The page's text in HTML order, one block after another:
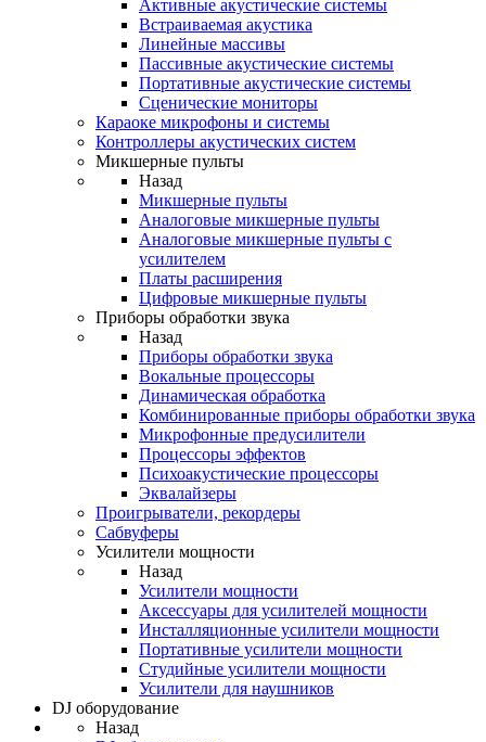
Активные акустические системы
Встраиваемая акустика
Линейные массивы
Пассивные акустические системы
Портативные акустические системы
Сценические мониторы
Караоке микрофоны и системы
Контроллеры акустических систем
Микшерные пульты
Назад
Микшерные пульты
Аналоговые микшерные пульты
Аналоговые микшерные пульты с
усилителем
Платы расширения
Цифровые микшерные пульты
Приборы обработки звука
Назад
Приборы обработки звука
Вокальные процессоры
Динамическая обработка
Комбинированные приборы обработки звука
Микрофонные предусилители
Процессоры эффектов
Психоакустические процессоры
Эквалайзеры
Проигрыватели, рекордеры
Сабвуферы
Усилители мощности
Назад
Усилители мощности
Аксессуары для усилителей мощности
Инсталляционные усилители мощности
Портативные усилители мощности
Студийные усилители мощности
Усилители для наушников
DJ оборудование
Назад